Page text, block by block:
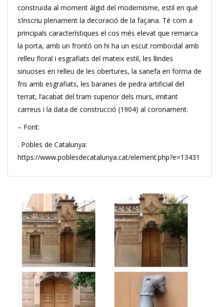
construïda al moment àlgid del modernisme, estil en què
s’inscriu plenament la decoració de la façana. Té com a
principals característiques el cos més elevat que remarca
la porta, amb un frontó on hi ha un escut romboïdal amb
relleu floral i esgrafiats del mateix estil, les llindes
sinuoses en relleu de les obertures, la sanefa en forma de
fris amb esgrafiats, les baranes de pedra artificial del
terrat, l’acabat del tram superior dels murs, imitant
carreus i la data de construcció (1904) al coronament.
– Font:
. Pobles de Catalunya:
https://www.poblesdecatalunya.cat/element.php?e=13431